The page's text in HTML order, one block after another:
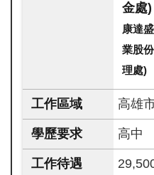
金處)
康達
業股
理處)
高雄
高中